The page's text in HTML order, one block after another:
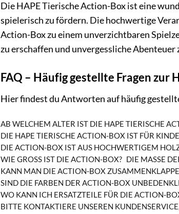
Die HAPE Tierische Action-Box ist eine
spielerisch zu fördern. Die hochwertige
Action-Box zu einem unverzichtbaren
zu erschaffen und unvergessliche Abenteuer
FAQ – Häufig gestellte Fragen zur
Hier findest du Antworten auf häufig
AB WELCHEM ALTER IST DIE HAPE TIERISCHE
DIE HAPE TIERISCHE ACTION-BOX IST FÜR
DIE ACTION-BOX IST AUS HOCHWERTIGEM
WIE GROSS IST DIE ACTION-BOX?
DIE MASSE
KANN MAN DIE ACTION-BOX
SIND DIE FARBEN DER ACTION-BOX
WO KANN ICH ERSATZTEILE FÜR DIE ACTION-
BITTE KONTAKTIERE UNSEREN